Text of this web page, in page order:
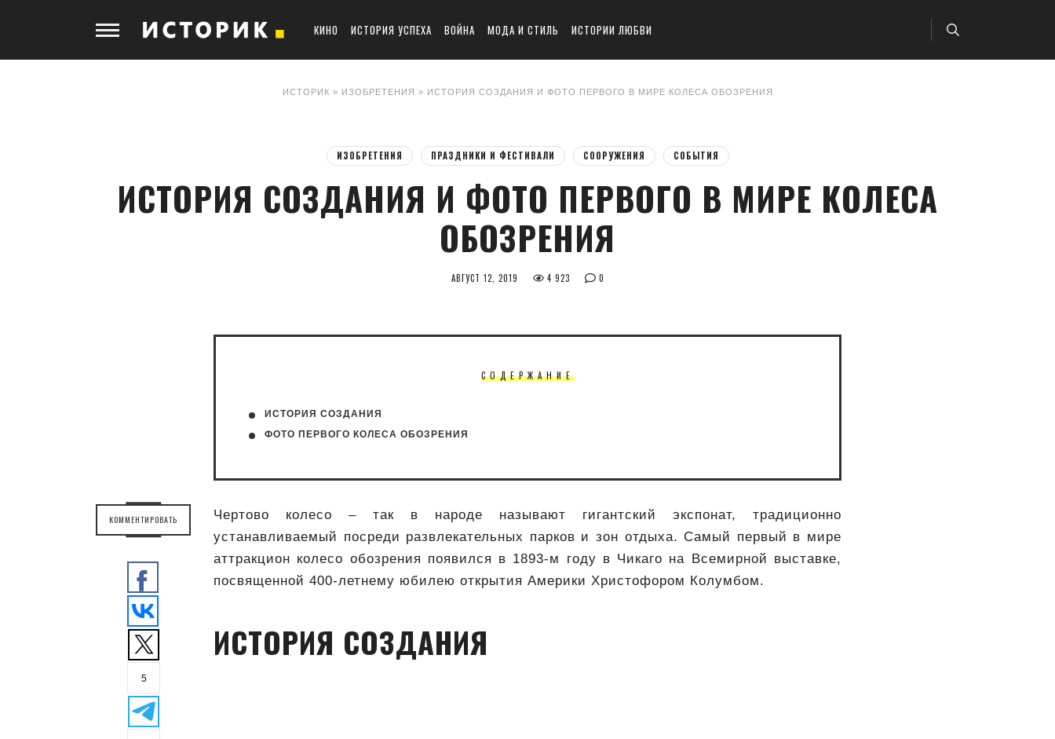
КИНО ИСТОРИЯ УСПЕХА ВОЙНА МОДА И СТИЛЬ ИСТОРИИ ЛЮБВИ
ИСТОРИК » ИЗОБРЕТЕНИЯ » ИСТОРИЯ СОЗДАНИЯ И ФОТО ПЕРВОГО В МИРЕ КОЛЕСА ОБОЗРЕНИЯ
ИЗОБРЕТЕНИЯ ПРАЗДНИКИ И ФЕСТИВАЛИ СООРУЖЕНИЯ СОБЫТИЯ
ИСТОРИЯ СОЗДАНИЯ И ФОТО ПЕРВОГО В МИРЕ КОЛЕСА
ОБОЗРЕНИЯ
АВГУСТ 12, 2019 4 923 0
СОДЕРЖАНИЕ
ИСТОРИЯ СОЗДАНИЯ
ФОТО ПЕРВОГО КОЛЕСА ОБОЗРЕНИЯ
Чертово колесо – так в народе называют гигантский экспонат, традиционно
устанавливаемый посреди развлекательных парков и зон отдыха. Самый первый в мире
аттракцион колесо обозрения появился в 1893-м году в Чикаго на Всемирной выставке,
посвященной 400-летнему юбилею открытия Америки Христофором Колумбом.
ИСТОРИЯ СОЗДАНИЯ
КОММЕНТИРОВАТЬ
5